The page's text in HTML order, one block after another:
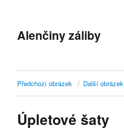
Alenčiny záliby
Předchozí obrázek Další obrázek
Úpletové šaty